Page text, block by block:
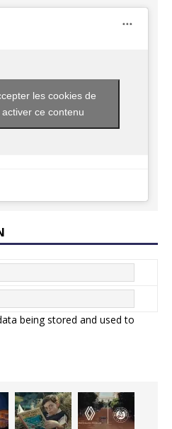
les cookies de
ce contenu
being stored and used to